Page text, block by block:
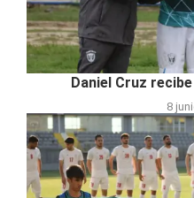
Daniel Cruz
8